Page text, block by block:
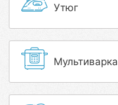
Утюг
Мультиварка